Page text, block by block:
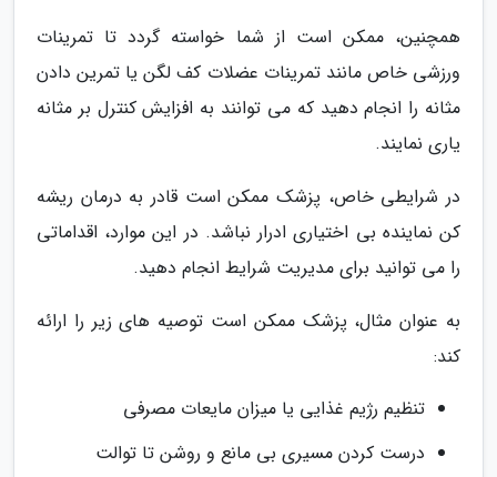
همچنین، ممکن است از شما خواسته گردد تا تمرینات
ورزشی خاص مانند تمرینات عضلات کف لگن یا تمرین دادن
مثانه را انجام دهید که می توانند به افزایش کنترل بر مثانه
یاری نمایند.
در شرایطی خاص، پزشک ممکن است قادر به درمان ریشه
کن نماینده بی اختیاری ادرار نباشد. در این موارد، اقداماتی
را می توانید برای مدیریت شرایط انجام دهید.
به عنوان مثال، پزشک ممکن است توصیه های زیر را ارائه
کند:
تنظیم رژیم غذایی یا میزان مایعات مصرفی
درست کردن مسیری بی مانع و روشن تا توالت